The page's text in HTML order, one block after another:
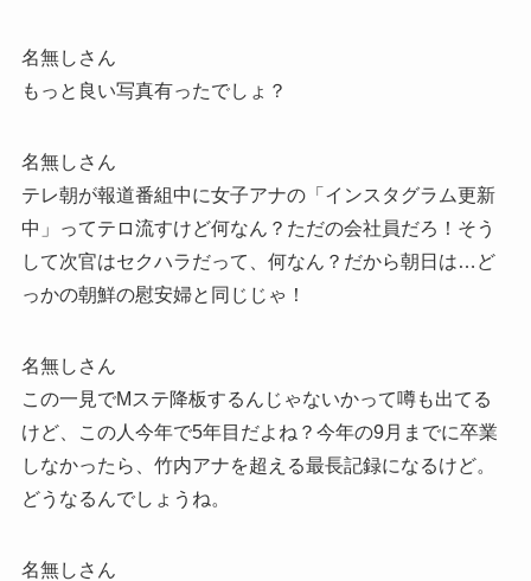
名無しさん
もっと良い写真有ったでしょ？
名無しさん
テレ朝が報道番組中に女子アナの「インスタグラム更新
中」ってテロ流すけど何なん？ただの会社員だろ！そう
して次官はセクハラだって、何なん？だから朝日は…ど
っかの朝鮮の慰安婦と同じじゃ！
名無しさん
この一見でMステ降板するんじゃないかって噂も出てる
けど、この人今年で5年目だよね？今年の9月までに卒業
しなかったら、竹内アナを超える最長記録になるけど。
どうなるんでしょうね。
名無しさん